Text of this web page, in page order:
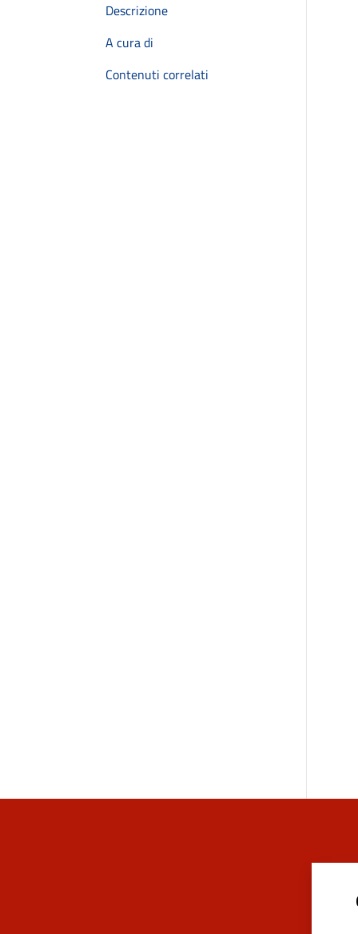
Descrizione
A cura di
Contenuti correlati